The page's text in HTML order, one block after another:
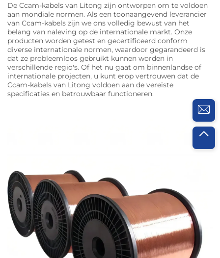
De Ccam-kabels van Litong zijn ontworpen om te voldoen
aan mondiale normen. Als een toonaangevend leverancier
van Ccam-kabels zijn we ons volledig bewust van het
belang van naleving op de internationale markt. Onze
producten worden getest en gecertificeerd conform
diverse internationale normen, waardoor gegarandeerd is
dat ze probleemloos gebruikt kunnen worden in
verschillende regio's. Of het nu gaat om binnenlandse of
internationale projecten, u kunt erop vertrouwen dat de
Ccam-kabels van Litong voldoen aan de vereiste
specificaties en betrouwbaar functioneren.